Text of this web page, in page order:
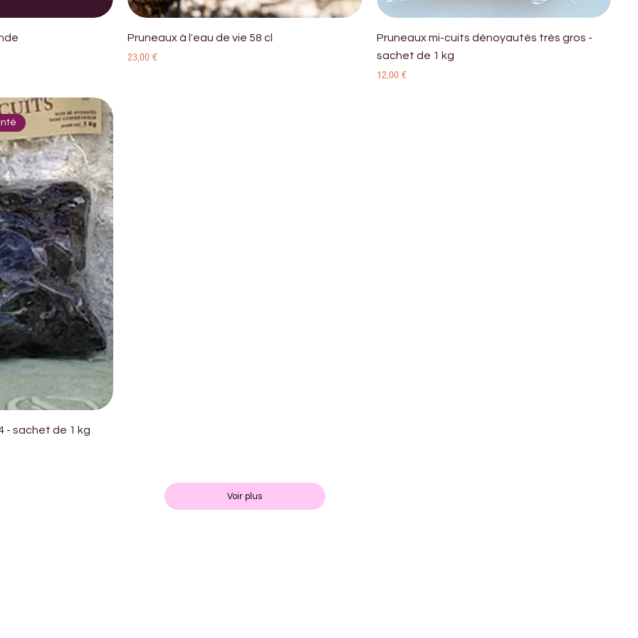
Pruneaux à l'eau de vie 58 cl
Prix
23,00 €
Pruneaux mi-cuits dénoyautés très gros -
sachet de 1 kg
Prix
12,00 €
- sachet de 1 kg
Voir plus